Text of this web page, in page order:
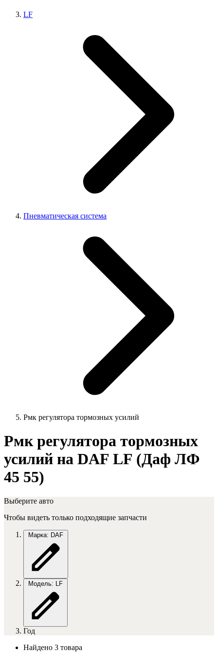
LF
Пневматическая система
Рмк регулятора тормозных усилий
Рмк регулятора тормозных
усилий на DAF LF (Даф ЛФ
45 55)
Выберите авто
Чтобы видеть только подходящие запчасти
Марка: DAF
Модель: LF
Год
Найдено 3 товара